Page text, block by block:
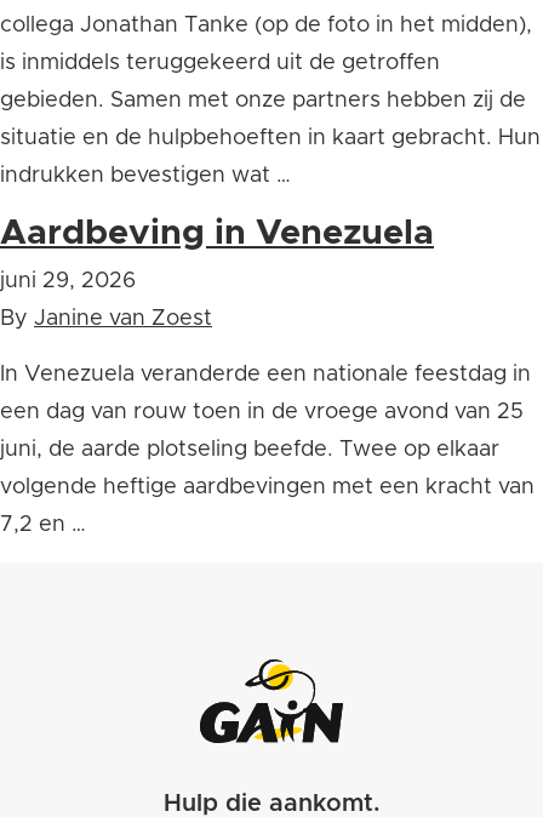
collega Jonathan Tanke (op de foto in het midden),
is inmiddels teruggekeerd uit de getroffen
gebieden. Samen met onze partners hebben zij de
situatie en de hulpbehoeften in kaart gebracht. Hun
indrukken bevestigen wat …
Aardbeving in Venezuela
juni 29, 2026
By Janine van Zoest
In Venezuela veranderde een nationale feestdag in
een dag van rouw toen in de vroege avond van 25
juni, de aarde plotseling beefde. Twee op elkaar
volgende heftige aardbevingen met een kracht van
7,2 en …
Hulp die aankomt.